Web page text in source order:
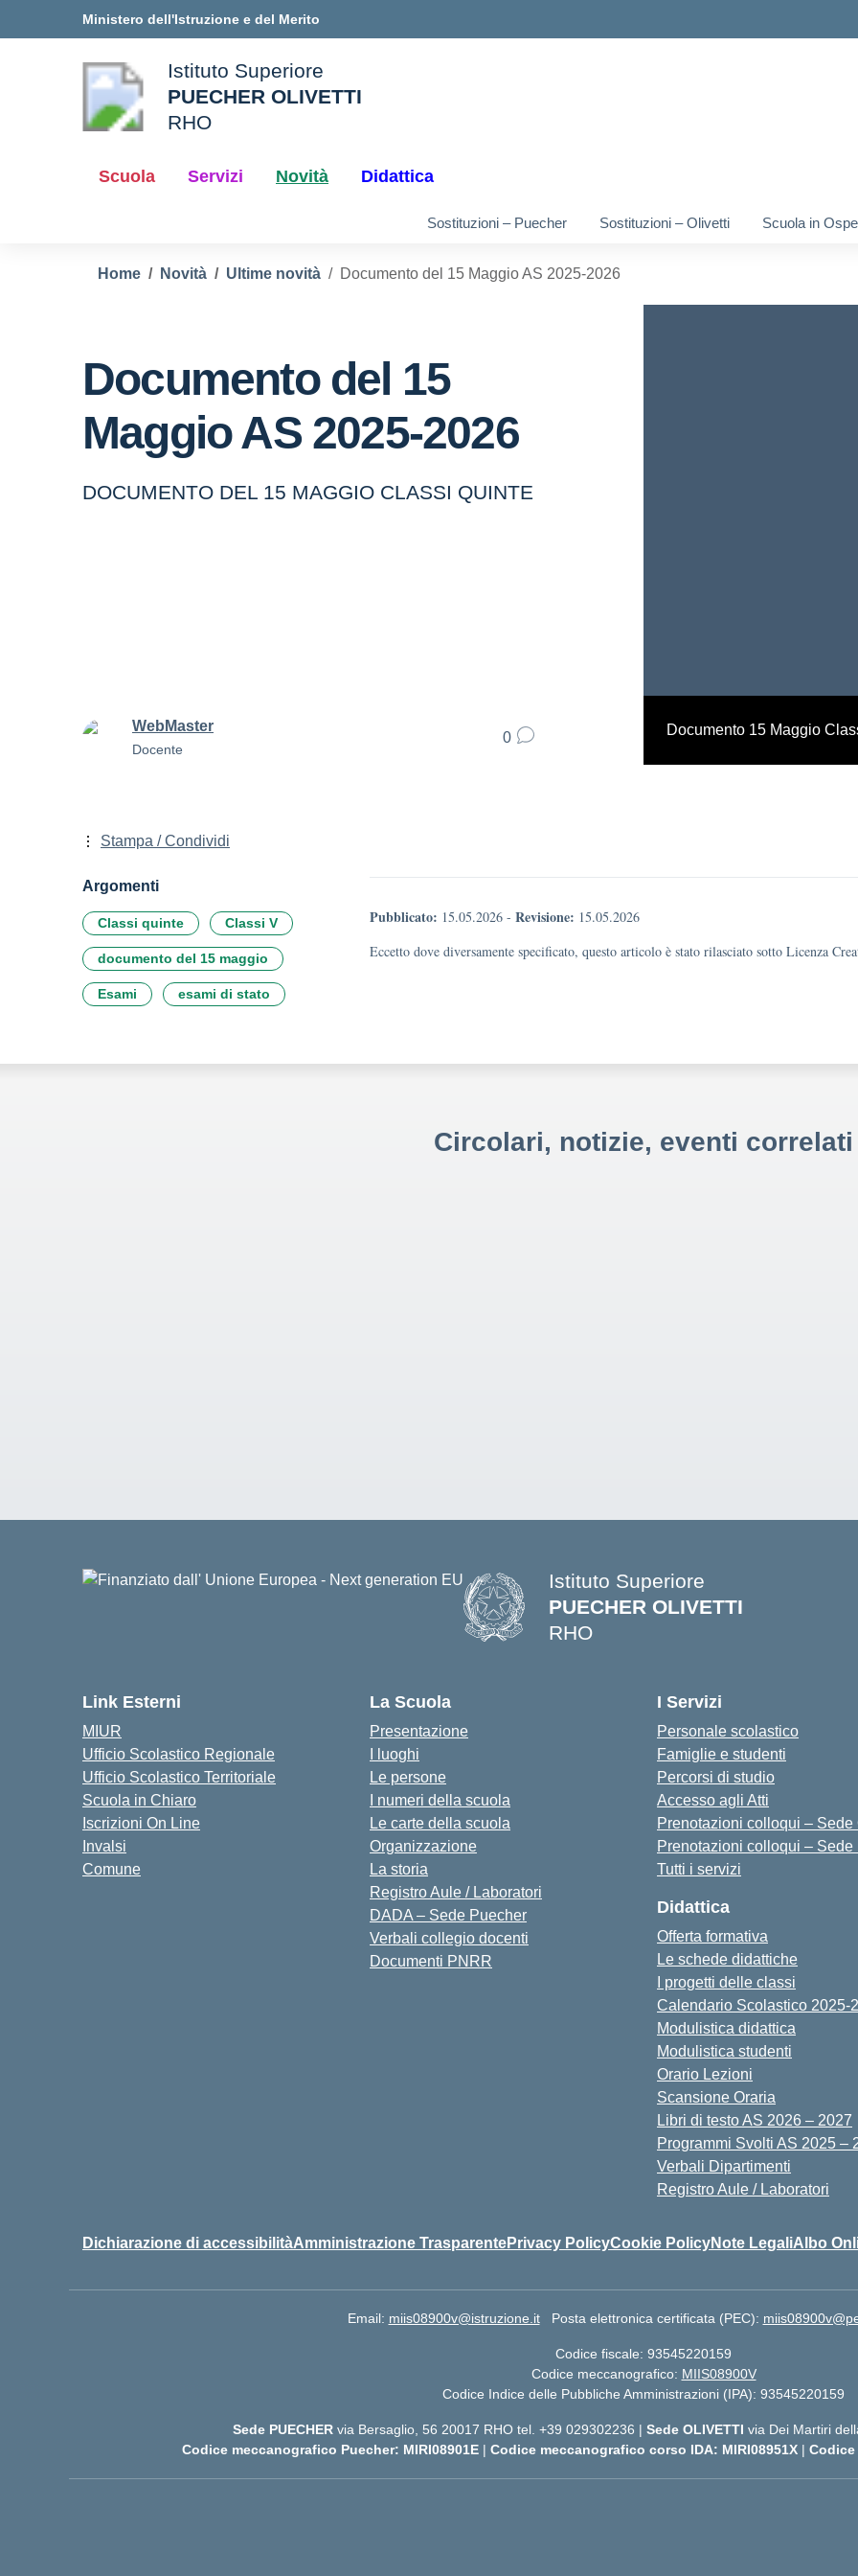
Ministero dell'Istruzione e del Merito
della scuola
Istituto Superiore
PUECHER OLIVETTI
RHO
Scuola Servizi Novità Didattica
Sostituzioni – Puecher Sostituzioni – Olivetti Scuola in
Home Novità Ultime novità Documento del 15 Maggio AS 2025-2026
Documento 15 Maggio
Documento del 15
Maggio AS 2025-2026
DOCUMENTO DEL 15 MAGGIO CLASSI QUINTE
WebMaster
Docente
0
Pubblicato: 15.05.2026 - Revisione: 15.05.2026
Eccetto dove diversamente specificato, questo articolo è stato rilasciato sotto Licenza
Stampa / Condividi
Argomenti
Classi quinte Classi V
documento del 15 maggio
Esami esami di stato
Circolari, notizie, eventi correlati
Istituto Superiore
PUECHER OLIVETTI
RHO
Link Esterni
MIUR
Ufficio Scolastico Regionale
Ufficio Scolastico Territoriale
Scuola in Chiaro
Iscrizioni On Line
Invalsi
Comune
La Scuola
Presentazione
I luoghi
Le persone
I numeri della scuola
Le carte della scuola
Organizzazione
La storia
Registro Aule / Laboratori
DADA – Sede Puecher
Verbali collegio docenti
Documenti PNRR
I Servizi
Personale scolastico
Famiglie e studenti
Percorsi di studio
Accesso agli Atti
Prenotazioni colloqui – Sede
Prenotazioni colloqui – Sede
Tutti i servizi
Didattica
Offerta formativa
Le schede didattiche
I progetti delle classi
Calendario Scolastico 2025-
Modulistica didattica
Modulistica studenti
Orario Lezioni
Scansione Oraria
Libri di testo AS 2026 – 2027
Programmi Svolti AS 2025 –
Verbali Dipartimenti
Registro Aule / Laboratori
Dichiarazione di accessibilitàAmministrazione TrasparentePrivacy PolicyCookie PolicyNote LegaliAlbo
Email: miis08900v@istruzione.it Posta elettronica certificata (PEC):
Codice fiscale: 93545220159
Codice meccanografico: MIIS08900V
Codice Indice delle Pubbliche Amministrazioni (IPA): 93545220159
Sede PUECHER via Bersaglio, 56 20017 RHO tel. +39 029302236 | Sede OLIVETTI via Dei Martiri
Codice meccanografico Puecher: MIRI08901E | Codice meccanografico corso IDA: MIRI08951X | Codice